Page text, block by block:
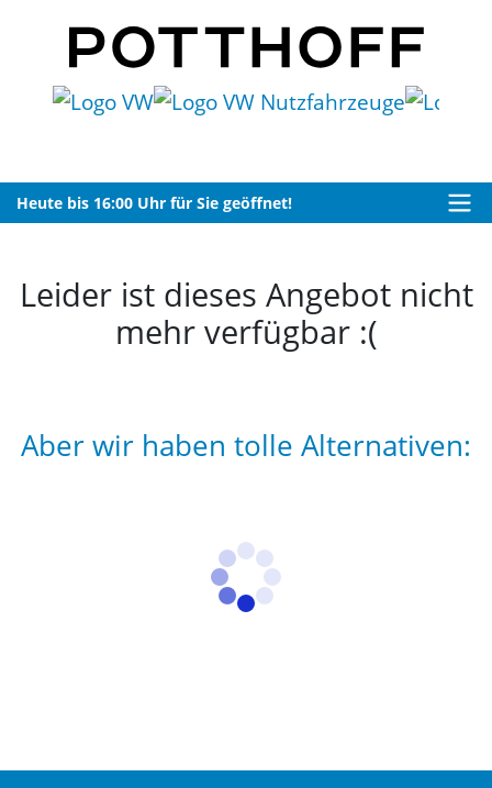
Heute bis 16:00 Uhr für Sie geöffnet!
Leider ist dieses Angebot nicht
mehr verfügbar :(
Aber wir haben tolle Alternativen: